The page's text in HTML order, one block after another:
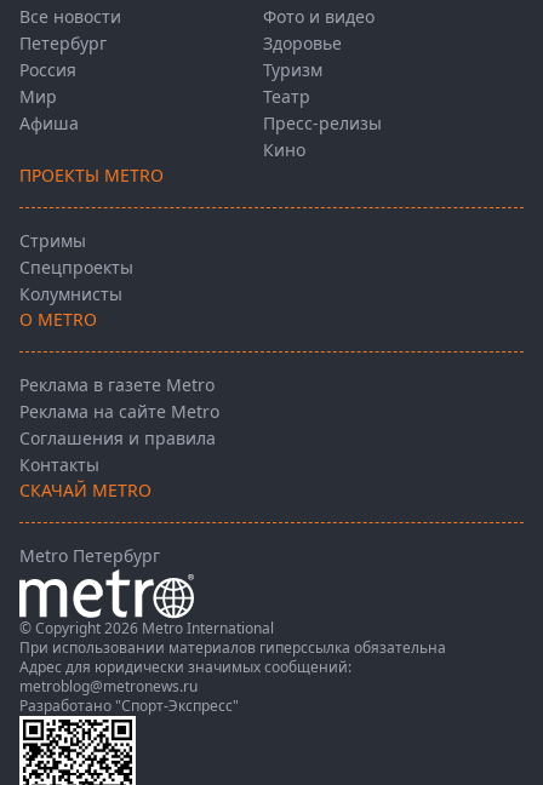
Все новости
Петербург
Россия
Мир
Афиша
Фото и видео
Здоровье
Туризм
Театр
Пресс-релизы
Кино
ПРОЕКТЫ METRO
Стримы
Спецпроекты
Колумнисты
О METRO
Реклама в газете Metro
Реклама на сайте Metro
Соглашения и правила
Контакты
СКАЧАЙ METRO
Metro Петербург
© Copyright 2026 Metro International
При использовании материалов гиперссылка обязательна
Адрес для юридически значимых сообщений:
metroblog@metronews.ru
Разработано "Спорт-Экспресс"